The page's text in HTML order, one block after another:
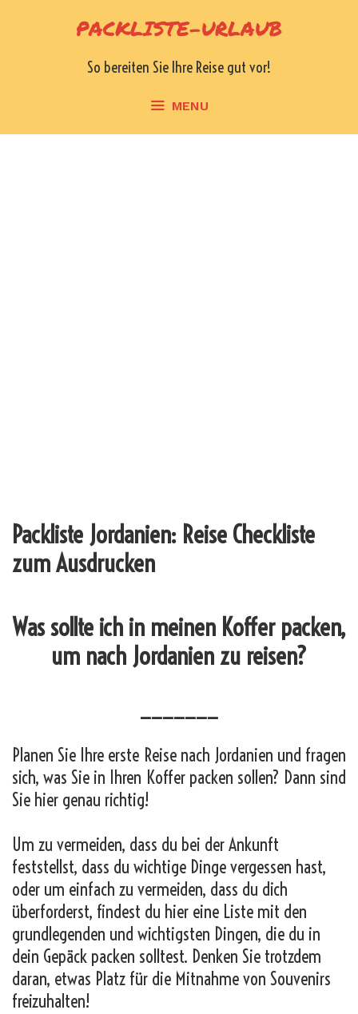
PACKLISTE-URLAUB
So bereiten Sie Ihre Reise gut vor!
MENU
Packliste Jordanien: Reise Checkliste
zum Ausdrucken
Was sollte ich in meinen Koffer packen,
um nach Jordanien zu reisen?
Planen Sie Ihre erste Reise nach Jordanien und fragen
sich, was Sie in Ihren Koffer packen sollen? Dann sind
Sie hier genau richtig!
Um zu vermeiden, dass du bei der Ankunft
feststellst, dass du wichtige Dinge vergessen hast,
oder um einfach zu vermeiden, dass du dich
überforderst, findest du hier eine Liste mit den
grundlegenden und wichtigsten Dingen, die du in
dein Gepäck packen solltest. Denken Sie trotzdem
daran, etwas Platz für die Mitnahme von Souvenirs
freizuhalten!